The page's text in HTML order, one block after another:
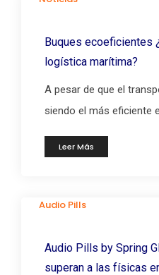
Buques ecoeficientes
logística marítima?
A pesar de que el
siendo el más eficiente
Leer Más
Audio Pills
Audio Pills by Spring
superan a las físicas